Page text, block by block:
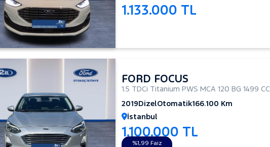
1.133.000 TL
FORD FOCUS
1.5 TDCi Titanium PWS MCA 120 BG 1499 CC
2019DizelOtomatik166.100 Km
İstanbul
1.100.000 TL
%1,99 Faiz